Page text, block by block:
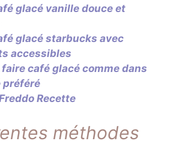
glacé vanille douce et
glacé starbucks avec
accessibles
café glacé comme dans
préféré
Recette
méthodes